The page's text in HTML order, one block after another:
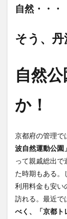
自然・・・
そう、丹
自然
か！
京都府の管理で
波自然運動公園」
って親戚総出で
た時期もある。
利用料金も安い
訪れる。最近で
べく、「京都ト